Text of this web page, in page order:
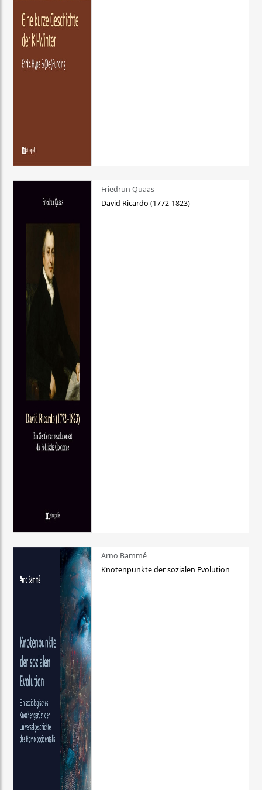
Friedrun Quaas
David Ricardo (1772-1823)
Arno Bammé
Knotenpunkte der sozialen Evolution